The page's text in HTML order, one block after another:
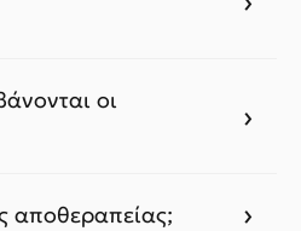
οι
αποθεραπείας;